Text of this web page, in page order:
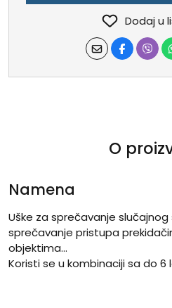
Dodaj u
O
Namena
Uške za sprečavanje
sprečavanje pristupa
objektima...
Koristi se u kombinaciji sa do